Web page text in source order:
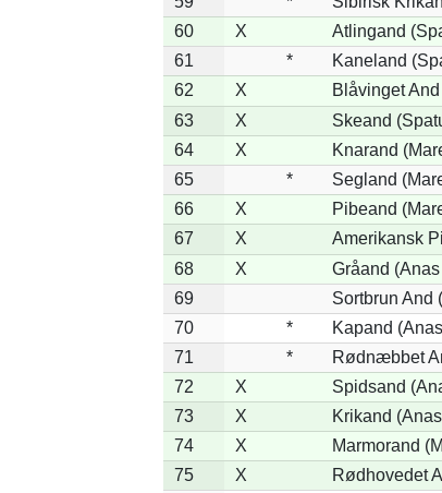
60
X
Atlingand
61
*
Kaneland
62
X Blåvinget
63
X
Skeand
64
X
Knarand
65
*
Segland
66
X
Pibeand
67
X Amerikansk
68
X
Gråand
69
Sortbrun And
70
*
Kapand
71
*
Rødnæbbet
72
X
Spidsand
73
X
Krikand
74
X
Marmorand
75
X
Rødhovedet